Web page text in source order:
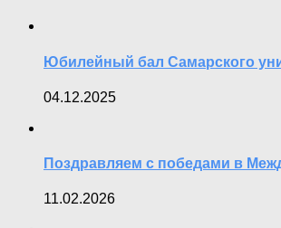
Юбилейный бал Самарского
04.12.2025
Поздравляем с победами в
11.02.2026